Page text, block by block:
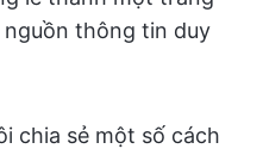
thông tin duy
chia sẻ một số cách